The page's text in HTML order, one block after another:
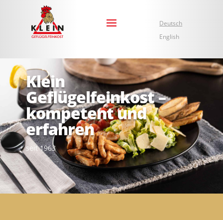
Deutsch
English
Klein
Geflügelfeinkost –
kompetent und
erfahren
seit 1963